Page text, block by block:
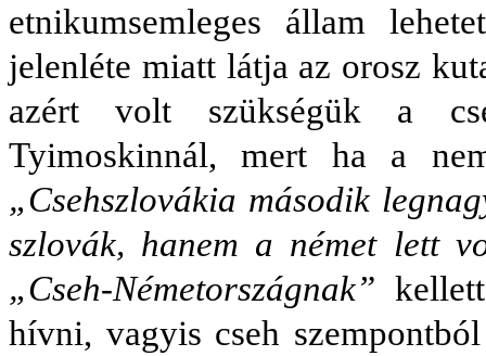
etnikumsemleges állam
jelenléte miatt látja az orosz
azért volt szükségük a
Tyimoskinnál, mert ha a
„Csehszlovákia második
szlovák, hanem a német lett
„Cseh-Németországnak”
hívni, vagyis cseh